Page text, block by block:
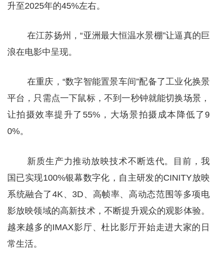
升至2025年的45%左右。
在江苏扬州，“亚洲最大恒温水景棚”让逼真的巨
浪在电影中呈现。
在重庆，“数字智能置景车间”配备了工业化换景
平台，只需点一下鼠标，不到一秒钟就能切换场景，
让拍摄效率提升了55%，大场景拍摄成本降低了9
0%。
新质生产力推动放映技术不断迭代。目前，我
国已实现100%银幕数字化，自主研发的CINITY放映
系统融合了4K、3D、高帧率、高动态范围等多项电
影放映领域的高新技术，不断提升观众的观影体验。
越来越多的IMAX影厅、杜比影厅开始走进大家的日
常生活。